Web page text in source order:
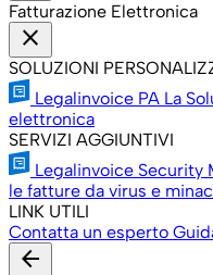
Fatturazione Elettronica
close
SOLUZIONI
Legalinvoice PA La
elettronica
SERVIZI AGGIUNTIVI
Legalinvoice Security
le fatture da virus e
LINK UTILI
Contatta un esperto
arrow_back